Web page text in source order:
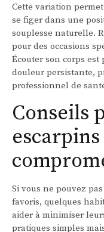
Cette variation
se figer dans une
souplesse naturelle.
pour des occasions
Écouter son corps
douleur persistante,
professionnel de
Conseils
escarpins
Si vous ne pouvez
favoris, quelques
aider à minimiser
pratiques simples